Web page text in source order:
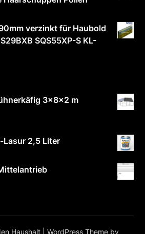
verzinkt für Haubold
SQS55XP-S KL-
3x8x2 m
Lasur 2,5 Liter
Haushalt | WordPress Theme by